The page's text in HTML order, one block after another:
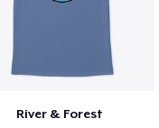
River & Forest